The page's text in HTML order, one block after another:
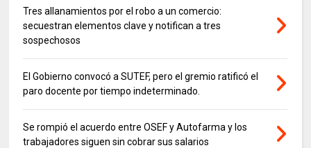
Tres allanamientos por el robo a un comercio:
secuestran elementos clave y notifican a tres
sospechosos
El Gobierno convocó a SUTEF, pero el gremio ratificó el
paro docente por tiempo indeterminado.
Se rompió el acuerdo entre OSEF y Autofarma y los
trabajadores siguen sin cobrar sus salarios